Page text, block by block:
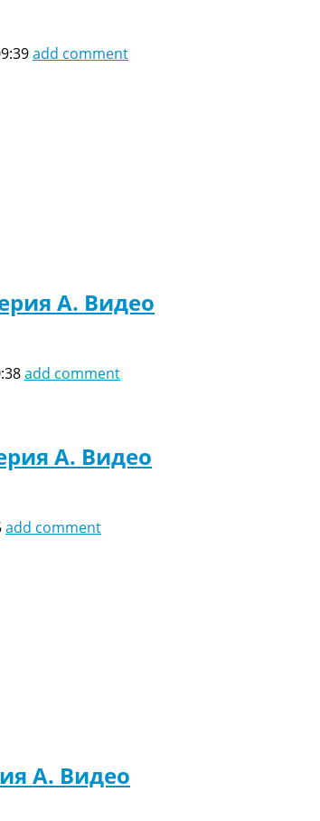
add comment
A. Видео
add comment
A. Видео
add comment
A. Видео